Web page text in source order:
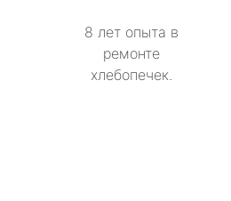
8 лет опыта в
ремонте
хлебопечек.